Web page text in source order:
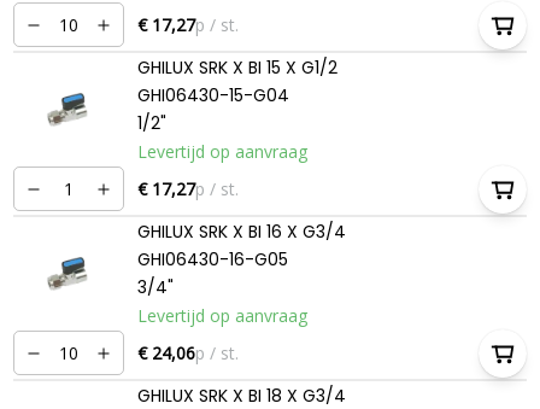
€ 17,27p / st.
GHILUX SRK X BI 15 X G1/2
GHI06430-15-G04
1/2"
Levertijd op aanvraag
€ 17,27p / st.
GHILUX SRK X BI 16 X G3/4
GHI06430-16-G05
3/4"
Levertijd op aanvraag
€ 24,06p / st.
GHILUX SRK X BI 18 X G3/4